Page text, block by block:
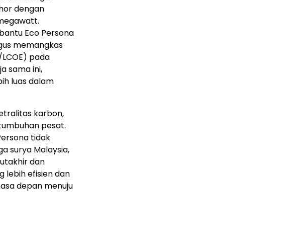
dengan
Eco Persona
memangkas
pada
sama ini,
luas dalam
karbon,
pesat.
tidak
surya Malaysia,
dan
lebih efisien dan
depan menuju